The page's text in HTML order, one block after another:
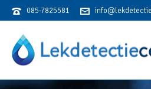
085-7825581